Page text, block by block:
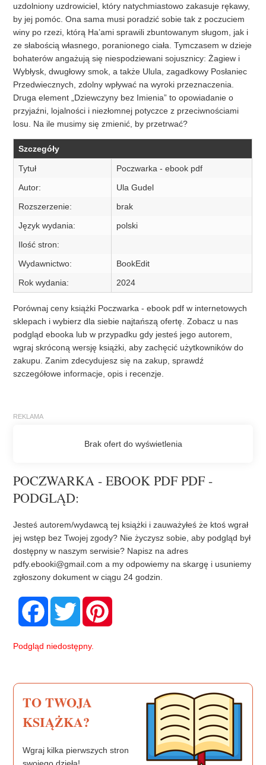
uzdolniony uzdrowiciel, który natychmiastowo zakasuje rękawy,
by jej pomóc. Ona sama musi poradzić sobie tak z poczuciem
winy po rzezi, którą Ha’ami sprawili zbuntowanym sługom, jak i
ze słabością własnego, poranionego ciała. Tymczasem w dzieje
bohaterów angażują się niespodziewani sojusznicy: Żagiew i
Wybłysk, dwugłowy smok, a także Ulula, zagadkowy Posłaniec
Przedwiecznych, zdolny wpływać na wyroki przeznaczenia.
Druga element „Dziewczyny bez Imienia” to opowiadanie o
przyjaźni, lojalności i niezłomnej potyczce z przeciwnościami
losu. Na ile musimy się zmienić, by przetrwać?
Szczegóły
Tytuł
Poczwarka - ebook pdf
Autor:
Ula Gudel
Rozszerzenie:
brak
Język wydania:
polski
Ilość stron:
Wydawnictwo:
BookEdit
Rok wydania:
2024
Porównaj ceny książki Poczwarka - ebook pdf w internetowych
sklepach i wybierz dla siebie najtańszą ofertę. Zobacz u nas
podgląd ebooka lub w przypadku gdy jesteś jego autorem,
wgraj skróconą wersję książki, aby zachęcić użytkowników do
zakupu. Zanim zdecydujesz się na zakup, sprawdź
szczegółowe informacje, opis i recenzje.
POCZWARKA - EBOOK PDF PDF -
PODGLĄD:
Jesteś autorem/wydawcą tej książki i zauważyłeś że ktoś wgrał
jej wstęp bez Twojej zgody? Nie życzysz sobie, aby podgląd był
dostępny w naszym serwisie? Napisz na adres
pdfy.ebooki@gmail.com a my odpowiemy na skargę i usuniemy
zgłoszony dokument w ciągu 24 godzin.
F
o
T
w
e
Podgląd niedostępny.
TO TWOJA
KSIĄŻKA?
Wgraj kilka pierwszych stron
swojego dzieła!